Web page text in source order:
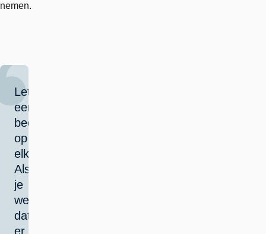
nemen.
Let
een
beetje
op
elkaar.
Als
je
weet
dat
er